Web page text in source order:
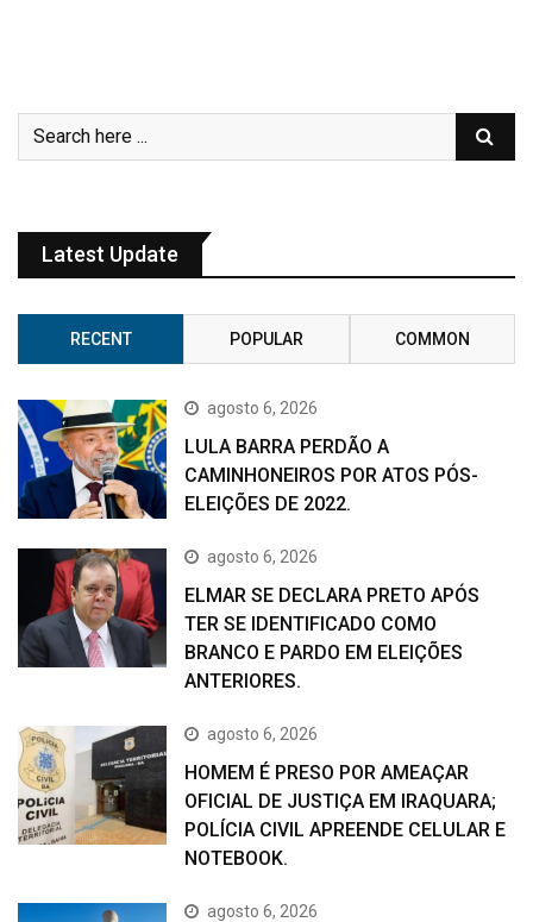
Latest Update
RECENT POPULAR COMMON
agosto 6, 2026
LULA BARRA PERDÃO A
CAMINHONEIROS POR ATOS PÓS-
ELEIÇÕES DE 2022.
agosto 6, 2026
ELMAR SE DECLARA PRETO APÓS
TER SE IDENTIFICADO COMO
BRANCO E PARDO EM ELEIÇÕES
ANTERIORES.
agosto 6, 2026
HOMEM É PRESO POR AMEAÇAR
OFICIAL DE JUSTIÇA EM IRAQUARA;
POLÍCIA CIVIL APREENDE CELULAR E
NOTEBOOK.
agosto 6, 2026